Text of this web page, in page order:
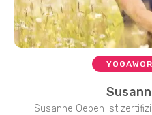
Susanne Oeben ist